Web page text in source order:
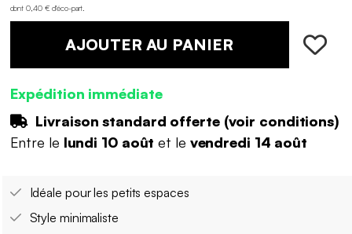
dont 0,40 € d'éco-part
AJOUTER AU PANIER
Expédition immédiate
Livraison standard offerte (voir conditions)
Entre le lundi 10 août et le vendredi 14 août
Idéale pour les petits espaces
Style minimaliste